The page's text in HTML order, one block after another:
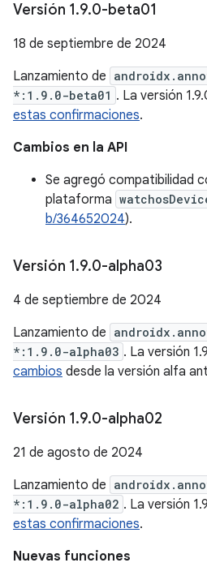
Versión 1.9.0-beta01
18 de septiembre de 2024
Lanzamiento de
*:1.9.0-beta01 . La versión
estas confirmaciones.
Cambios en la API
Se agregó compatibilidad
plataforma
b/364652024).
Versión 1.9.0-alpha03
4 de septiembre de 2024
Lanzamiento de
*:1.9.0-alpha03 . La versión
cambios desde la versión alfa
Versión 1.9.0-alpha02
21 de agosto de 2024
Lanzamiento de
*:1.9.0-alpha02 . La versión
estas confirmaciones.
Nuevas funciones